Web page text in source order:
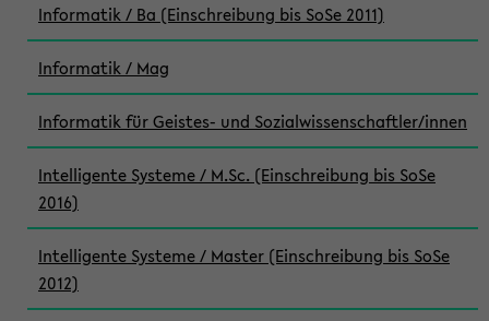
Informatik / Ba (Einschreibung bis SoSe 2011)
Informatik / Mag
Informatik für Geistes- und Sozialwissenschaftler/innen
Intelligente Systeme / M.Sc. (Einschreibung bis SoSe
2016)
Intelligente Systeme / Master (Einschreibung bis SoSe
2012)